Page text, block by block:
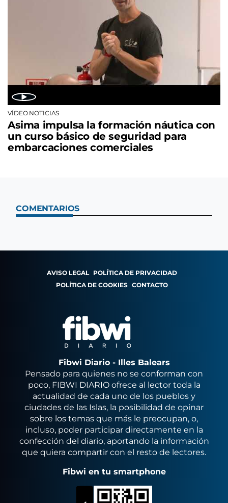
VÍDEO NOTICIAS
Asima impulsa la formación náutica con
un curso básico de seguridad para
embarcaciones comerciales
COMENTARIOS
AVISO LEGAL POLÍTICA DE PRIVACIDAD
POLÍTICA DE COOKIES CONTACTO
Fibwi Diario - Illes Balears
Pensado para quienes no se conforman con
poco, FIBWI DIARIO ofrece al lector toda la
actualidad de cada uno de los pueblos y
ciudades de las Islas, la posibilidad de opinar
sobre los temas que más le preocupan, o,
incluso, poder participar directamente en la
confección del diario, aportando la información
que quiera compartir con el resto de lectores.
Fibwi en tu smartphone